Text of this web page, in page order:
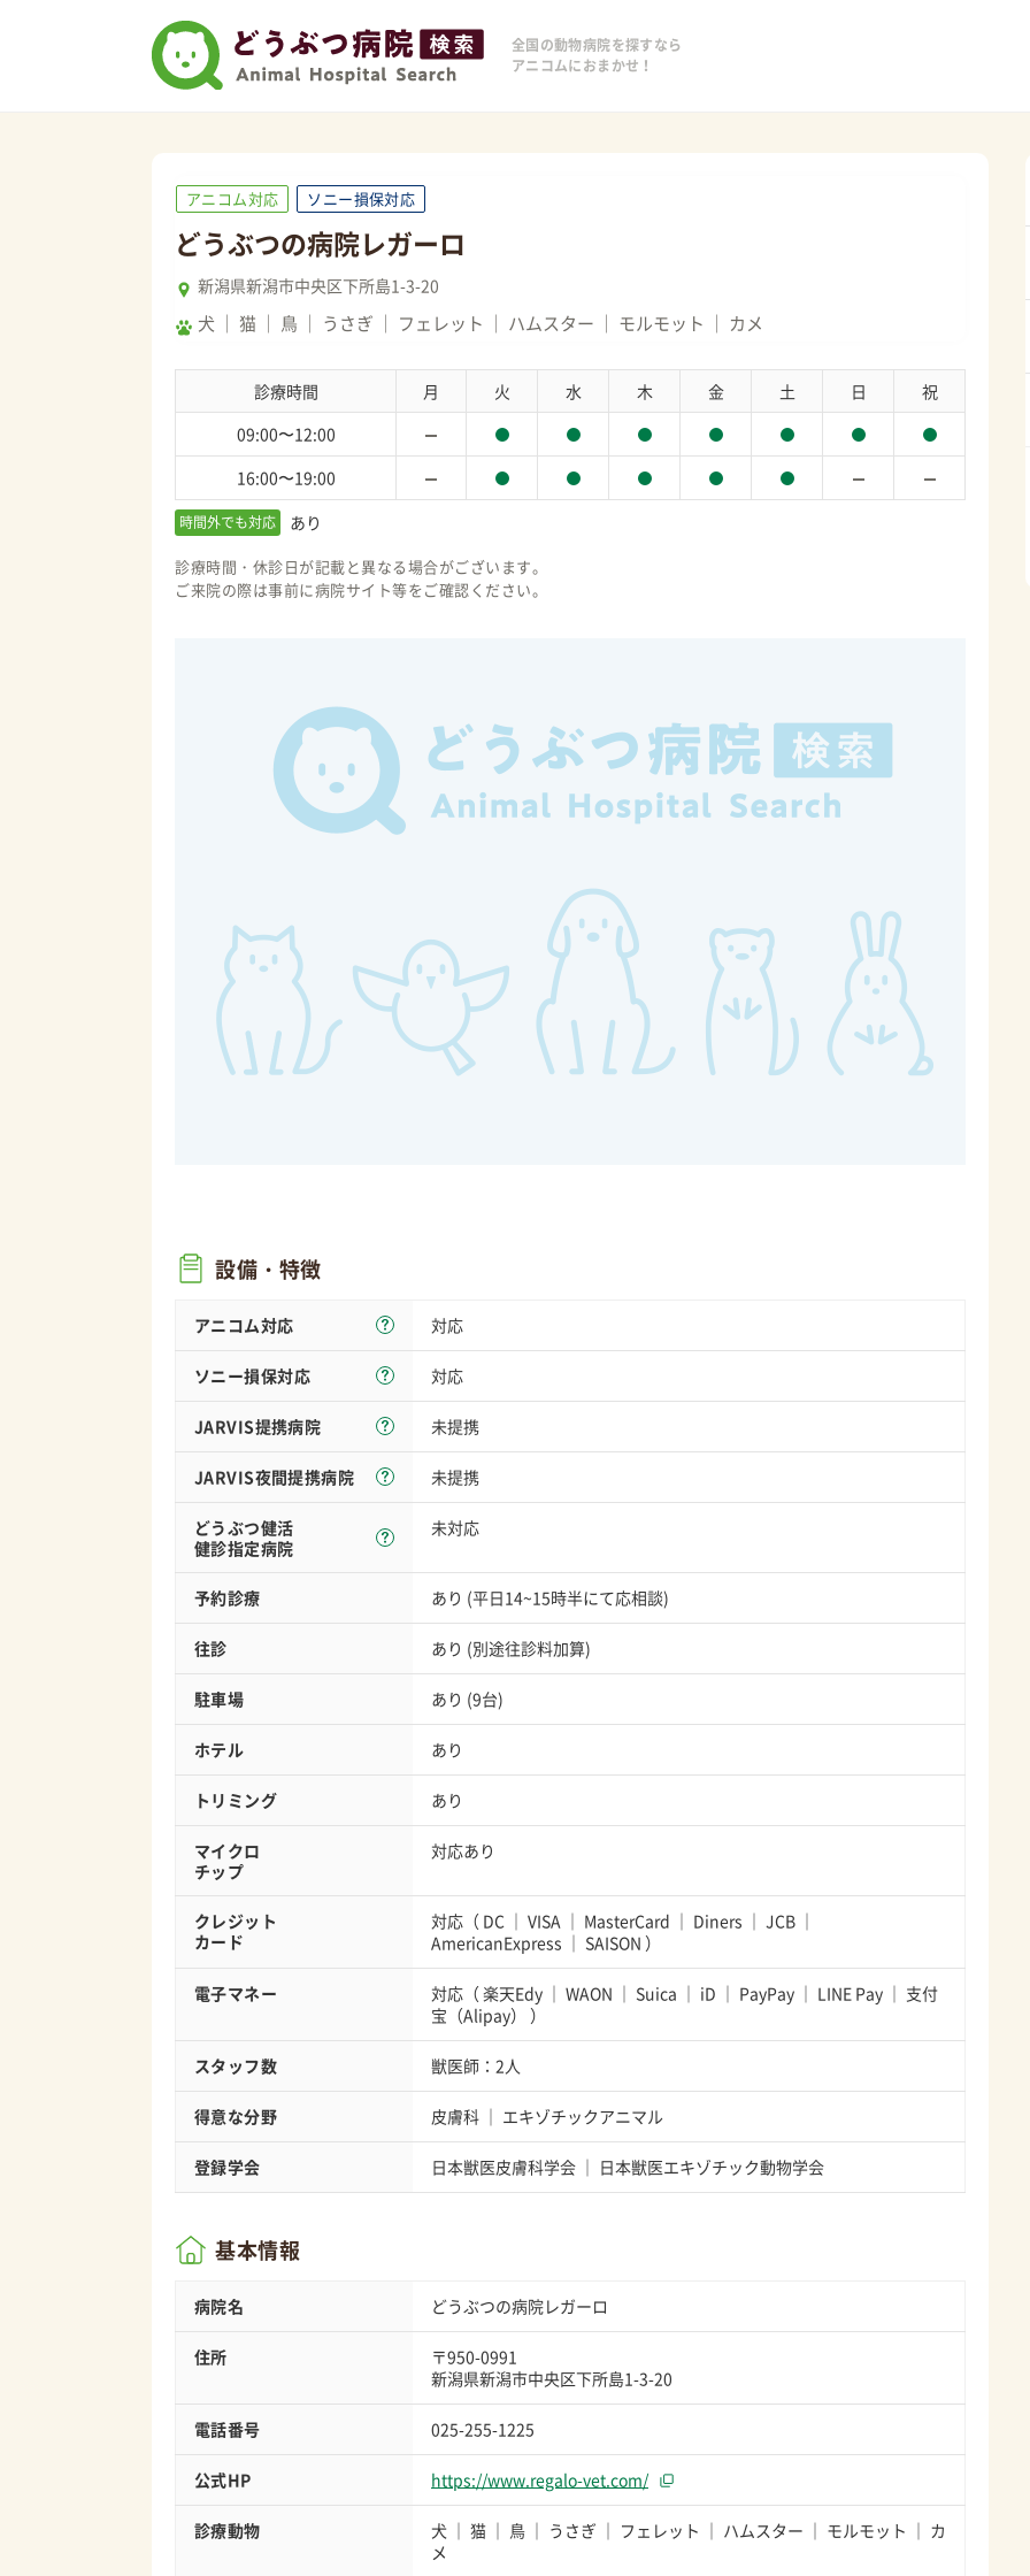
全国の動物病院を探すなら
アニコムにおまかせ！
アニコム対応 ソニー損保対応
どうぶつの病院レガーロ
新潟県新潟市中央区下所島1-3-20
犬 猫 鳥 うさぎ フェレット ハムスター モルモット カメ
診療時間 月 火 水 木 金 土 日
祝
09:00〜12:00
16:00〜19:00
時間外でも対応 あり
診療時間・休診日が記載と異なる場合がございます。
ご来院の際は事前に病院サイト等をご確認ください。
設備・特徴
アニコム対応 対応
ソニー損保対応 対応
JARVIS提携病院 未提携
JARVIS夜間提携病院 未提携
どうぶつ健活
健診指定病院
未対応
予約診療 あり (平日14~15時半にて応相談)
往診 あり (別途往診料加算)
駐車場 あり (9台)
ホテル あり
トリミング あり
マイクロ
チップ
対応あり
クレジット
カード
対応（ DC VISA MasterCard Diners
JCB
AmericanExpress
SAISON ）
電子マネー 対応（楽天Edy WAON Suica iD PayPay LINE Pay
支付
宝（Alipay） ）
スタッフ数 獣医師：2人
得意な分野 皮膚科 エキゾチックアニマル
登録学会 日本獣医皮膚科学会 日本獣医エキゾチック動物学会
基本情報
病院名 どうぶつの病院レガーロ
住所
〒950-0991
新潟県新潟市中央区下所島1-3-20
電話番号 025-255-1225
公式HP https://www.regalo-vet.com/
診療動物 犬 猫 鳥 うさぎ フェレット ハムスター モルモット
カ
メ